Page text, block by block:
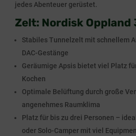
jedes Abenteuer gerüstet.
Zelt: Nordisk Oppland
Stabiles Tunnelzelt mit schnellem
DAC-Gestänge
Geräumige Apsis bietet viel Platz
Kochen
Optimale Belüftung durch große
angenehmes Raumklima
Platz für bis zu drei Personen –
oder Solo-Camper mit viel